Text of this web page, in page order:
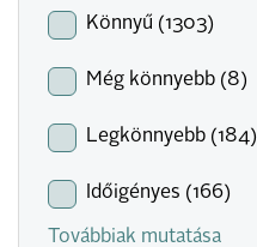
Könnyű (1303)
Még könnyebb (8)
Legkönnyebb (184)
Időigényes (166)
Továbbiak mutatása